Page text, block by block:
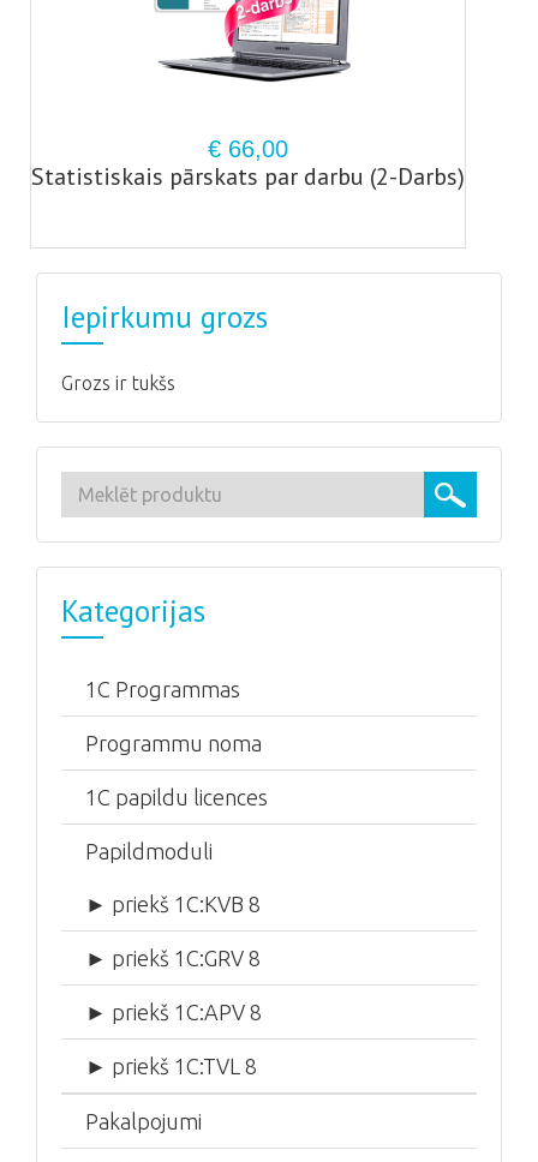
€ 66,00
Statistiskais pārskats par darbu (2-Darbs)
Iepirkumu grozs
Grozs ir tukšs
Kategorijas
1C Programmas
Programmu noma
1С papildu licences
Papildmoduli
► priekš 1C:KVB 8
► priekš 1C:GRV 8
► priekš 1C:APV 8
► priekš 1C:TVL 8
Pakalpojumi